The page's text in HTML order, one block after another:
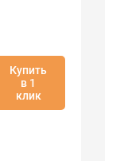
Купить
в 1
клик